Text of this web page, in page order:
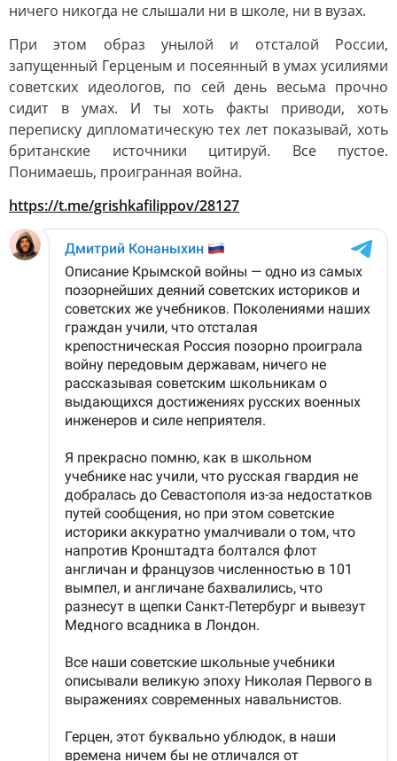
ничего никогда не слышали ни в школе, ни в вузах.
При этом образ унылой и отсталой России,
запущенный Герценым и посеянный в умах усилиями
советских идеологов, по сей день весьма прочно
сидит в умах. И ты хоть факты приводи, хоть
переписку дипломатическую тех лет показывай, хоть
британские источники цитируй. Все пустое.
Понимаешь, проигранная война.
https://t.me/grishkafilippov/28127